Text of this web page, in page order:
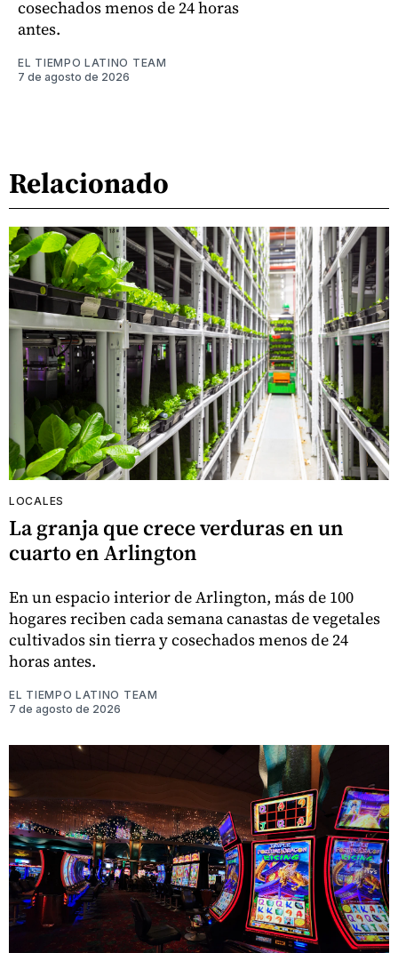
cosechados menos de 24 horas
antes.
EL TIEMPO LATINO TEAM
7 de agosto de 2026
Relacionado
LOCALES
La granja que crece verduras en un
cuarto en Arlington
En un espacio interior de Arlington, más de 100
hogares reciben cada semana canastas de vegetales
cultivados sin tierra y cosechados menos de 24
horas antes.
EL TIEMPO LATINO TEAM
7 de agosto de 2026